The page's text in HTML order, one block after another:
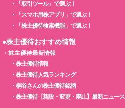
・
「取引ツール」で選ぶ！
・
「スマホ用株アプリ」で選ぶ！
・
「株主優待検索機能」で選ぶ！
●株主優待おすすめ情報
・ 株主優待最新情報
・ 株主優待情報
・ 株主優待人気ランキング
・ 桐谷さんの株主優待銘柄
・ 株主優待【新設・変更・廃止】最新ニュース